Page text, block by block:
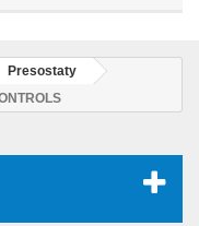
Presostaty